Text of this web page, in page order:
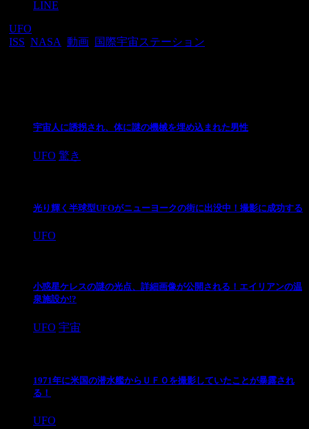
LINE
UFO
ISS NASA 動画 国際宇宙ステーション
宇宙人に誘拐され、体に謎の機械を埋め込まれた男性
UFO 驚き
光り輝く半球型UFOがニューヨークの街に出没中！撮影に成功する
UFO
小惑星ケレスの謎の光点、詳細画像が公開される！エイリアンの温
泉施設か!?
UFO 宇宙
1971年に米国の潜水艦からＵＦＯを撮影していたことが暴露され
る！
UFO